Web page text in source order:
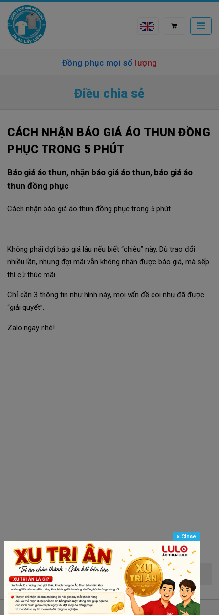
Đồng phục mọi số lượng
Điều chia sẻ
CÁCH NHẬN BÁO GIÁ ÁO THUN ĐỒNG
PHỤC TRONG 5 PHÚT
Báo giá áo thun, nhận báo giá áo thun, báo giá áo
thun đồng phục
Cách nhận báo giá áo thun đồng phục trong 5 phút
Không phải đợi báo giá lâu nếu biết “chiêu” này. Dù trao đổi
nhiều lần, nhưng đợi mãi vẫn không nhận được báo giá, mà sếp
thì cứ thúc mãi.
Chỉ cần 3 thông tin như hình này, mọi vấn đề coi như đã được
“giải quyết”.
Zalo ngay nhé!
Share: Facebook Pinterest
× Close